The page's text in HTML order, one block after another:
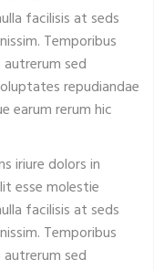
facilisis at seds
Temporibus
sed
repudiandae
earum rerum hic
iriure dolors in
esse molestie
facilisis at seds
Temporibus
sed